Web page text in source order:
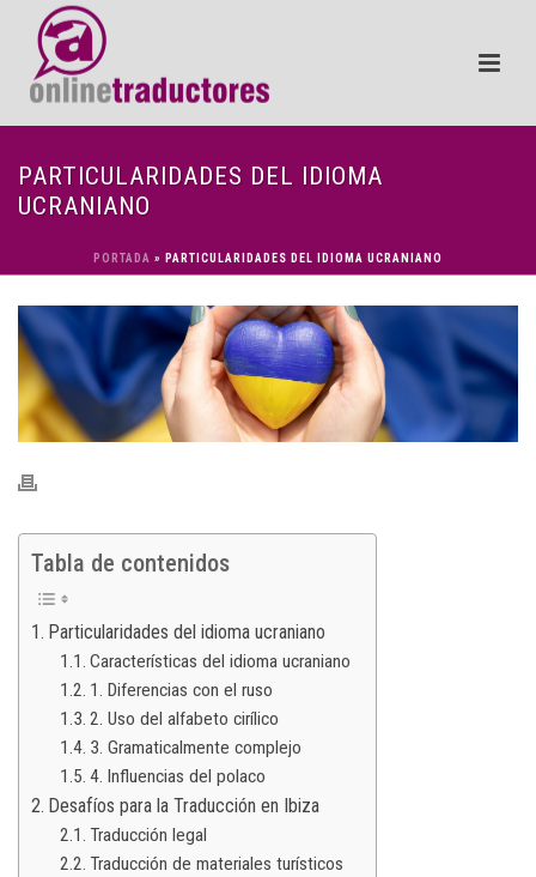
PARTICULARIDADES DEL IDIOMA
UCRANIANO
PORTADA » PARTICULARIDADES DEL IDIOMA UCRANIANO
Tabla de contenidos
Particularidades del idioma ucraniano
Características del idioma ucraniano
1. Diferencias con el ruso
2. Uso del alfabeto cirílico
3. Gramaticalmente complejo
4. Influencias del polaco
Desafíos para la Traducción en Ibiza
Traducción legal
Traducción de materiales turísticos